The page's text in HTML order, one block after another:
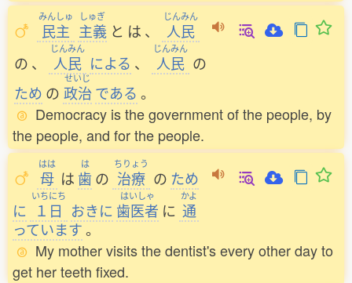
みんしゅ
民主
しゅぎ
主義 と は 、
じんみん
人民
の 、
じんみん
人民 による 、
じんみん
人民 の
ため の
せいじ
政治 である 。
Democracy is the government of the people, by
the people, and for the people.
はは
母 は
は
歯 の
ちりょう
治療 の ため
に
いちにち
１日 おきに
はいしゃ
歯医者 に
かよ
通
っています。
My mother visits the dentist's every other day to
get her teeth fixed.